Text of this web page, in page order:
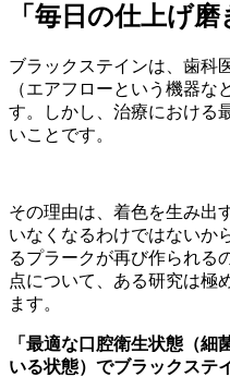
「毎日の仕上げ磨
ブラックステインは、歯科
（エアフローという機器な
す。しかし、治療における
いことです。
その理由は、着色を生み出
いなくなるわけではないか
るプラークが再び作られる
点について、ある研究は極
ます。
「最適な口腔衛生状態（
いる状態）でブラックステ